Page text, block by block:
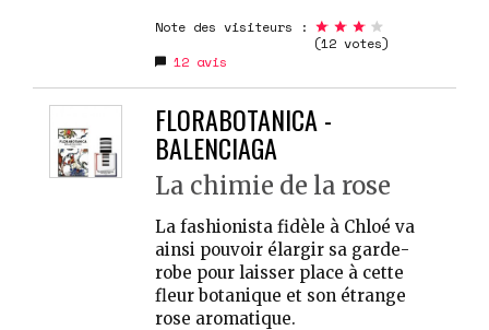
Note des visiteurs :
(12 votes)
12 avis
FLORABOTANICA -
BALENCIAGA
La chimie de la rose
La fashionista fidèle à Chloé va
ainsi pouvoir élargir sa garde-
robe pour laisser place à cette
fleur botanique et son étrange
rose aromatique.